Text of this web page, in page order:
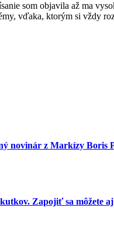
som objavila až ma
vďaka, ktorým si vždy
novinár z Markízy Boris
Zapojiť sa môžete